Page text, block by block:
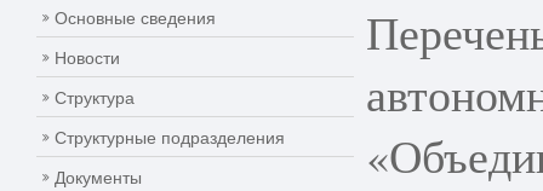
Основные сведения
Новости
Структура
Структурные подразделения
Документы